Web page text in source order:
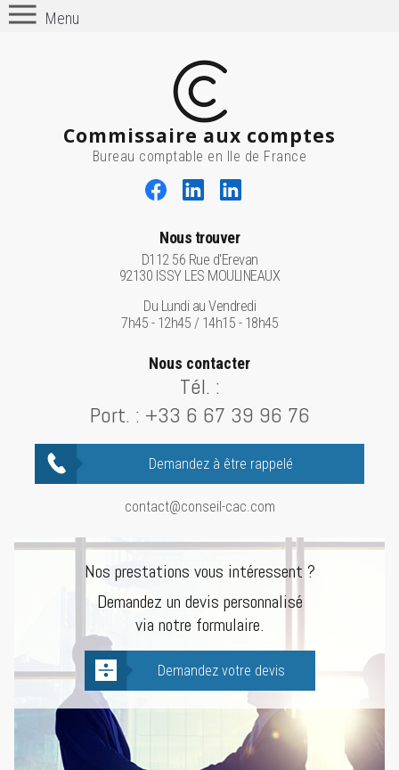
Menu
Commissaire aux comptes
Bureau comptable en Ile de France
Nous trouver
D112 56 Rue d'Erevan
92130 ISSY LES MOULINEAUX
Du Lundi au Vendredi
7h45 - 12h45 / 14h15 - 18h45
Nous contacter
Tél. :
Port. : +33 6 67 39 96 76
Demandez à être rappelé
contact@conseil-cac.com
Nos prestations vous intéressent ?
Demandez un devis personnalisé
via notre formulaire.
Demandez votre devis